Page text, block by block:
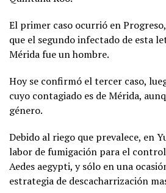
El primer caso ocurrió en
que el segundo infectado de esta
Mérida fue un hombre.
Hoy se confirmó el tercer caso,
cuyo contagiado es de Mérida,
género.
Debido al riego que prevalece, en
labor de fumigación para el
Aedes aegypti, y sólo en una
estrategia de descacharrización